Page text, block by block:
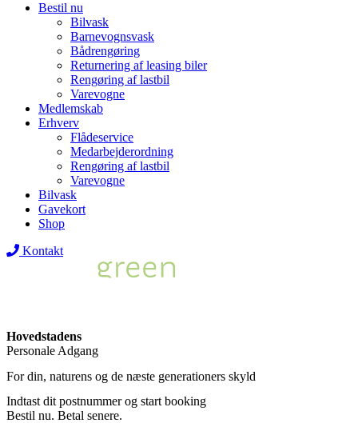
Bestil nu
Bilvask
Barnevognsvask
Bådrengøring
Returnering af leasing biler
Rengøring af lastbil
Varevogne
Medlemskab
Erhverv
Flådeservice
Medarbejderordning
Rengøring af lastbil
Varevogne
Bilvask
Gavekort
Shop
Kontakt
Hovedstadens
Personale Adgang
For din, naturens og de næste generationers skyld
Indtast dit postnummer og start booking
Bestil nu. Betal senere.